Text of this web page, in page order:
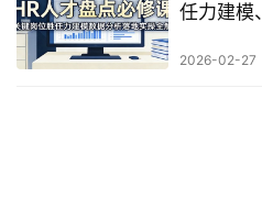
任力建模
2026-02-27